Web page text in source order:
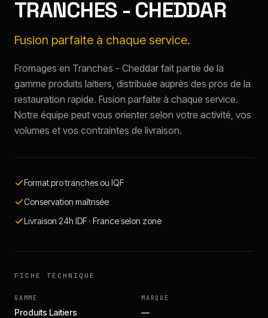
TRANCHES - CHEDDAR
Fusion parfaite à chaque service.
Fromages en Tranches - Cheddar fait partie de la
gamme produits laitiers, distribuée auprès des pros de la
restauration rapide. Fusion parfaite à chaque service.
Notre équipe peut vous orienter selon votre activité, vos
volumes et vos contraintes de livraison.
Format pro tranches ou IQF
Conservation maîtrisée
Livraison 24h IDF · France selon zone
FICHE TECHNIQUE
GAMME
Produits Laitiers
MARQUE
—